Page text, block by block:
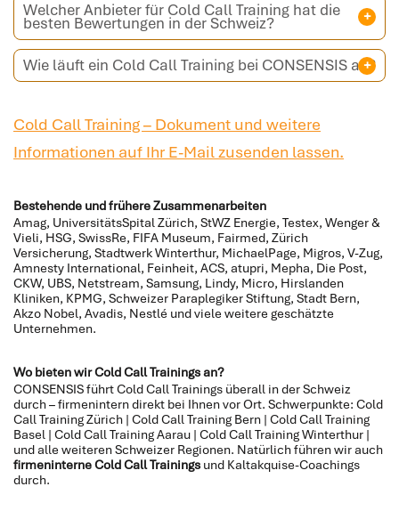
Welcher Anbieter für Cold Call Training hat die
besten Bewertungen in der Schweiz?
Wie läuft ein Cold Call Training bei CONSENSIS ab?
Cold Call Training – Dokument und weitere
Informationen auf Ihr E-Mail zusenden lassen.
Bestehende und frühere Zusammenarbeiten
Amag, UniversitätsSpital Zürich, StWZ Energie, Testex, Wenger &
Vieli, HSG, SwissRe, FIFA Museum, Fairmed, Zürich
Versicherung, Stadtwerk Winterthur, MichaelPage, Migros, V-Zug,
Amnesty International, Feinheit, ACS, atupri, Mepha, Die Post,
CKW, UBS, Netstream, Samsung, Lindy, Micro, Hirslanden
Kliniken, KPMG, Schweizer Paraplegiker Stiftung, Stadt Bern,
Akzo Nobel, Avadis, Nestlé und viele weitere geschätzte
Unternehmen.
Wo bieten wir Cold Call Trainings an?
CONSENSIS führt Cold Call Trainings überall in der Schweiz
durch – firmenintern direkt bei Ihnen vor Ort. Schwerpunkte: Cold
Call Training Zürich | Cold Call Training Bern | Cold Call Training
Basel | Cold Call Training Aarau | Cold Call Training Winterthur |
und alle weiteren Schweizer Regionen. Natürlich führen wir auch
firmeninterne Cold Call Trainingsund Kaltakquise-Coachings
durch.